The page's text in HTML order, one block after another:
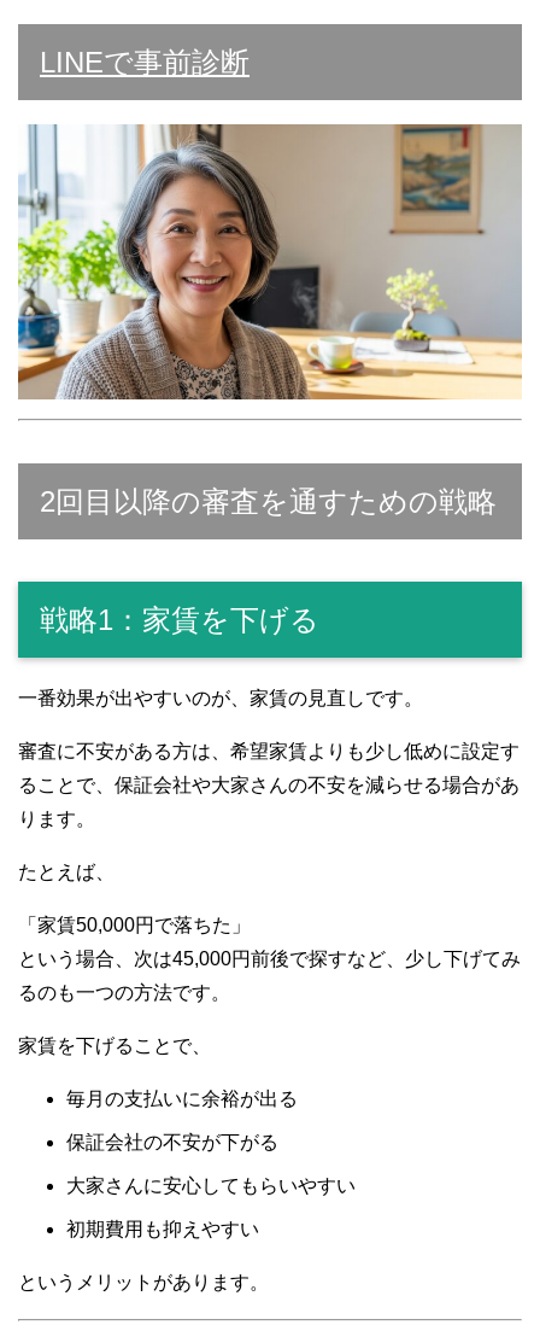
LINEで事前診断
2回目以降の審査を通すための戦略
戦略1：家賃を下げる
一番効果が出やすいのが、家賃の見直しです。
審査に不安がある方は、希望家賃よりも少し低めに設定す
ることで、保証会社や大家さんの不安を減らせる場合があ
ります。
たとえば、
「家賃50,000円で落ちた」
という場合、次は45,000円前後で探すなど、少し下げてみ
るのも一つの方法です。
家賃を下げることで、
毎月の支払いに余裕が出る
保証会社の不安が下がる
大家さんに安心してもらいやすい
初期費用も抑えやすい
というメリットがあります。